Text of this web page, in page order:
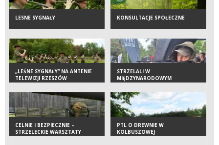
LESNE SYGNAŁY KONSULTACJE SPOŁECZNE
„LEŚNE SYGNAŁY” NA ANTENIE
TELEWIZJI RZESZÓW
STRZELALI W
MIĘDZYNARODOWYM
TOWARZYSTWIE
CELNIE I BEZPIECZNIE –
STRZELECKIE WARSZTATY
SZKOLENIOWE ZA NAMI
PTL O DREWNIE W
KOLBUSZOWEJ